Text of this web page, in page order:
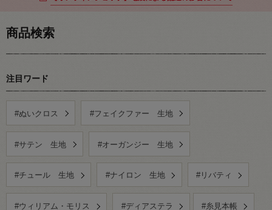
商品検索
注目ワード
#ぬいクロス #フェイクファー 生地
#サテン 生地 #オーガンジー 生地
#チュール 生地 #ナイロン 生地 #リバティ
#ウィリアム・モリス #ディアステラ #糸見本帳